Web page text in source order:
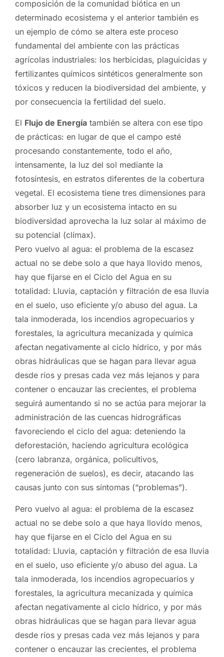
composición de la comunidad biótica en un
determinado ecosistema y el anterior también es
un ejemplo de cómo se altera este proceso
fundamental del ambiente con las prácticas
agrícolas industriales: los herbicidas, plaguicidas y
fertilizantes químicos sintéticos generalmente son
tóxicos y reducen la biodiversidad del ambiente, y
por consecuencia la fertilidad del suelo.
El Flujo de Energía también se altera con ese tipo
de prácticas: en lugar de que el campo esté
procesando constantemente, todo el año,
intensamente, la luz del sol mediante la
fotosíntesis, en estratos diferentes de la cobertura
vegetal. El ecosistema tiene tres dimensiones para
absorber luz y un ecosistema intacto en su
biodiversidad aprovecha la luz solar al máximo de
su potencial (clímax).
Pero vuelvo al agua: el problema de la escasez
actual no se debe solo a que haya llovido menos,
hay que fijarse en el Ciclo del Agua en su
totalidad: Lluvia, captación y filtración de esa lluvia
en el suelo, uso eficiente y/o abuso del agua. La
tala inmoderada, los incendios agropecuarios y
forestales, la agricultura mecanizada y química
afectan negativamente al ciclo hídrico, y por más
obras hidráulicas que se hagan para llevar agua
desde ríos y presas cada vez más lejanos y para
contener o encauzar las crecientes, el problema
seguirá aumentando si no se actúa para mejorar la
administración de las cuencas hidrográficas
favoreciendo el ciclo del agua: deteniendo la
deforestación, haciendo agricultura ecológica
(cero labranza, orgánica, policultivos,
regeneración de suelos), es decir, atacando las
causas junto con sus síntomas (“problemas”).
Pero vuelvo al agua: el problema de la escasez
actual no se debe solo a que haya llovido menos,
hay que fijarse en el Ciclo del Agua en su
totalidad: Lluvia, captación y filtración de esa lluvia
en el suelo, uso eficiente y/o abuso del agua. La
tala inmoderada, los incendios agropecuarios y
forestales, la agricultura mecanizada y química
afectan negativamente al ciclo hídrico, y por más
obras hidráulicas que se hagan para llevar agua
desde ríos y presas cada vez más lejanos y para
contener o encauzar las crecientes, el problema